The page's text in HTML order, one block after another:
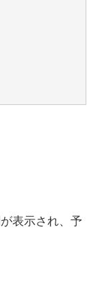
表示され、予